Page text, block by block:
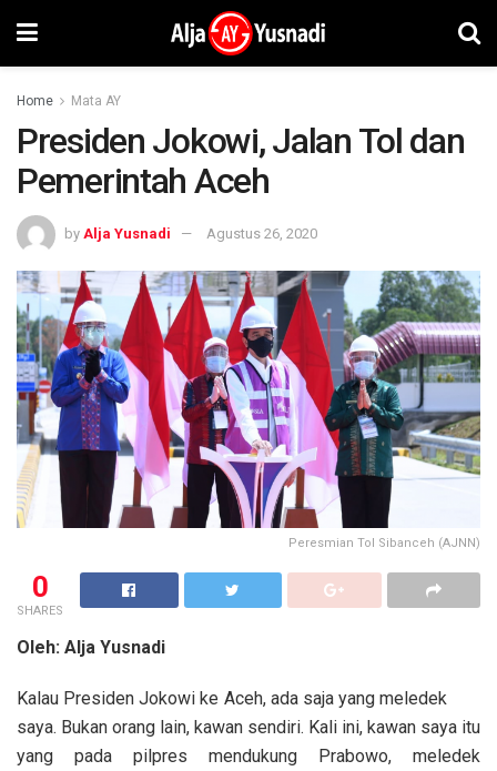
Home Mata AY
Presiden Jokowi, Jalan Tol dan
Pemerintah Aceh
by Alja Yusnadi Agustus 26, 2020
Peresmian Tol Sibanceh (AJNN)
0
SHARES
Oleh: Alja Yusnadi
Kalau Presiden Jokowi ke Aceh, ada saja yang meledek
saya. Bukan orang lain, kawan sendiri. Kali ini, kawan saya itu
yang pada pilpres mendukung Prabowo, meledek